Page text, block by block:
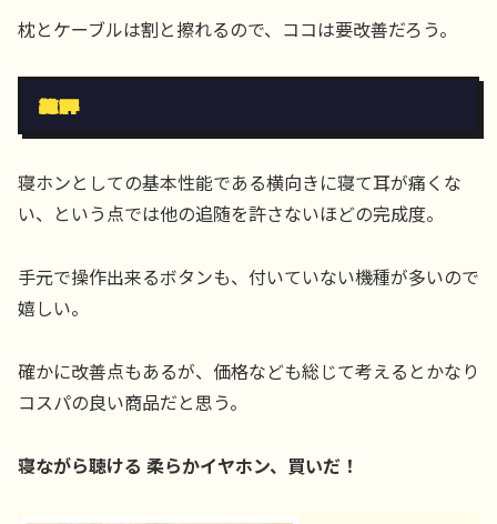
枕とケーブルは割と擦れるので、ココは要改善だろう。
総評
寝ホンとしての基本性能である横向きに寝て耳が痛くな
い、という点では他の追随を許さないほどの完成度。
手元で操作出来るボタンも、付いていない機種が多いので
嬉しい。
確かに改善点もあるが、価格なども総じて考えるとかなり
コスパの良い商品だと思う。
寝ながら聴ける 柔らかイヤホン、買いだ！